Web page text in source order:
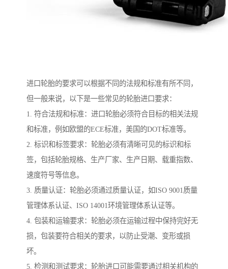
进口轮胎的要求可以根据不同的法规和标准有所不同，
但一般来说，以下是一些常见的轮胎进口要求：
1. 符合法规和标准：进口轮胎必须符合目标的相关法规
和标准，例如欧盟的ECE标准，美国的DOT标准等。
2. 标识和标签要求：轮胎必须有清晰可见的标识和标
签，包括轮胎规格、生产厂家、生产日期、载重指数、
速度符号等信息。
3. 质量认证：轮胎必须通过质量认证，如ISO 9001质量
管理体系认证、ISO 14001环境管理体系认证等。
4. 包装和运输要求：轮胎必须在运输过程中保持完好无
损，包装要符合相关的要求，以防止受潮、变形或损
坏。
5. 检测和测试要求：轮胎进口可能需要通过相关机构的